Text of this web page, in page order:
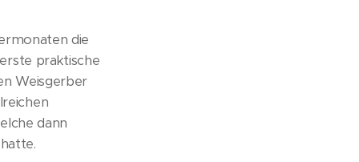
die
praktische
Weisgerber
dann